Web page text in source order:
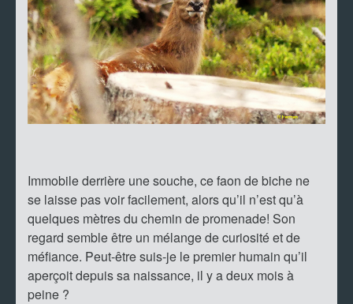
Immobile derrière une souche, ce faon de biche ne
se laisse pas voir facilement, alors qu’il n’est qu’à
quelques mètres du chemin de promenade! Son
regard semble être un mélange de curiosité et de
méfiance. Peut-être suis-je le premier humain qu’il
aperçoit depuis sa naissance, il y a deux mois à
peine ?